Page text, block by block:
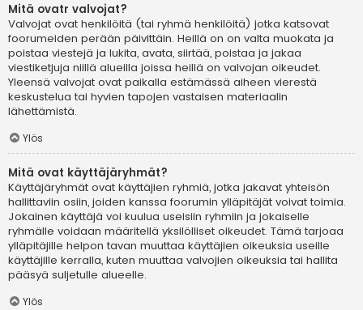
Mitä ovatr valvojat?
Valvojat ovat henkilöitä (tai ryhmä henkilöitä) jotka katsovat
foorumeiden perään päivittäin. Heillä on on valta muokata ja
poistaa viestejä ja lukita, avata, siirtää, poistaa ja jakaa
viestiketjuja niillä alueilla joissa heillä on valvojan oikeudet.
Yleensä valvojat ovat paikalla estämässä aiheen vierestä
keskustelua tai hyvien tapojen vastaisen materiaalin
lähettämistä.
Ylös
Mitä ovat käyttäjäryhmät?
Käyttäjäryhmät ovat käyttäjien ryhmiä, jotka jakavat yhteisön
hallittaviin osiin, joiden kanssa foorumin ylläpitäjät voivat toimia.
Jokainen käyttäjä voi kuulua useisiin ryhmiin ja jokaiselle
ryhmälle voidaan määritellä yksilölliset oikeudet. Tämä tarjoaa
ylläpitäjille helpon tavan muuttaa käyttäjien oikeuksia useille
käyttäjille kerralla, kuten muuttaa valvojien oikeuksia tai hallita
pääsyä suljetulle alueelle.
Ylös